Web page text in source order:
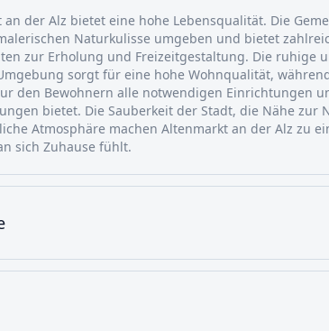
an der Alz bietet eine hohe Lebensqualität. Die
Naturkulisse umgeben und bietet
zur Erholung und Freizeitgestaltung. Die ruhige
sorgt für eine hohe Wohnqualität,
den Bewohnern alle notwendigen Einrichtungen
bietet. Die Sauberkeit der Stadt, die Nähe zur
Atmosphäre machen Altenmarkt an der Alz zu
sich Zuhause fühlt.